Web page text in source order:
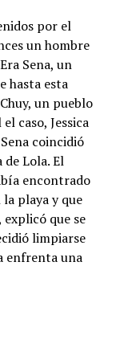
por el
un hombre
Sena, un
hasta esta
un pueblo
caso, Jessica
coincidió
Lola. El
encontrado
playa y que
que se
limpiarse
enfrenta una